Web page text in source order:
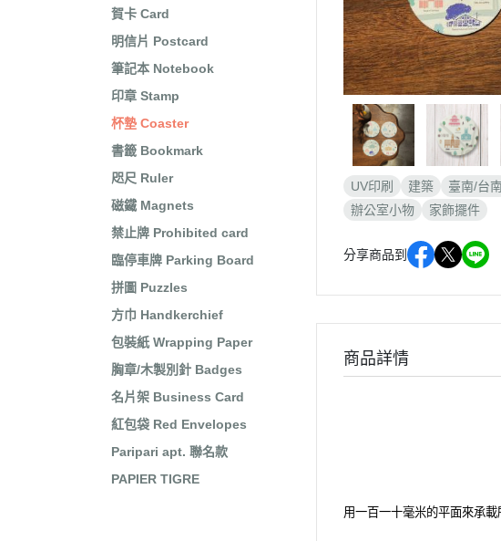
賀卡 Card
明信片 Postcard
筆記本 Notebook
印章 Stamp
杯墊 Coaster
書籤 Bookmark
咫尺 Ruler
磁鐵 Magnets
禁止牌 Prohibited card
臨停車牌 Parking Board
拼圖 Puzzles
方巾 Handkerchief
包裝紙 Wrapping Paper
胸章/木製別針 Badges
名片架 Business Card
紅包袋 Red Envelopes
Paripari apt. 聯名款
PAPIER TIGRE
UV印刷 建築 臺南/台南
辦公室小物
家飾擺件
分享商品到
商品詳情
用一百一十毫米的平面來承